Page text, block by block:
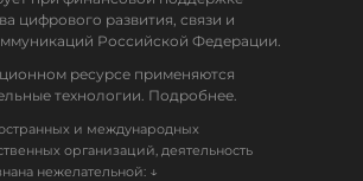
цифрового развития, связи и
Российской Федерации.
ресурсе применяются
технологии. Подробнее.
и международных
организаций, деятельность
нежелательной: ↓